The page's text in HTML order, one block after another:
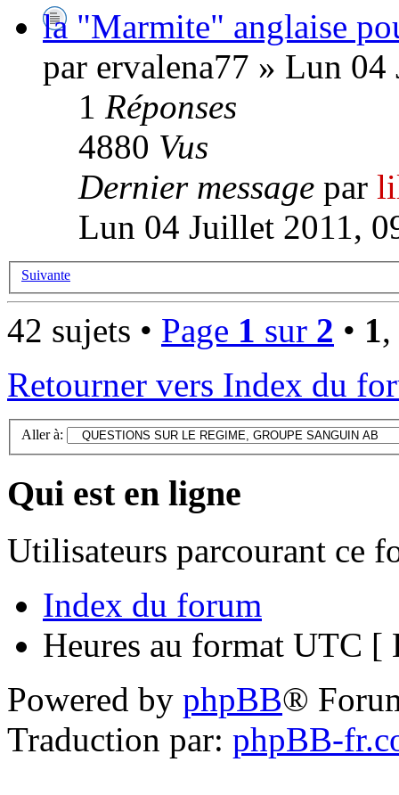
la "Marmite" anglaise
par ervalena77 » Lun
1 Réponses
4880 Vus
Dernier message par
Lun 04 Juillet 2011,
Suivante
42 sujets • Page 1 sur 2 • 1,
Retourner vers Index du
Aller à:
Qui est en ligne
Utilisateurs parcourant ce
Index du forum
Heures au format UTC [
Powered by phpBB®
Traduction par: phpBB-